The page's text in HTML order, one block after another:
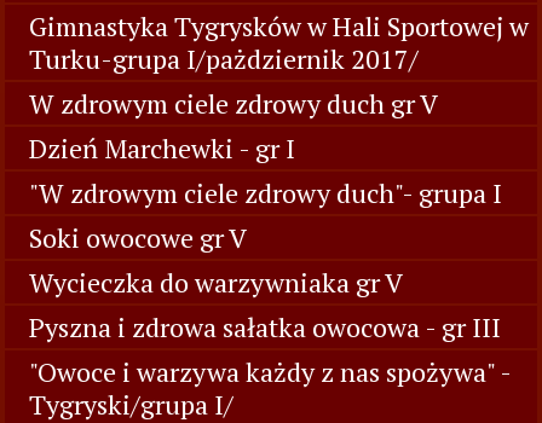
Gimnastyka Tygrysków w Hali Sportowej w
Turku-grupa I/pażdziernik 2017/
W zdrowym ciele zdrowy duch gr V
Dzień Marchewki - gr I
"W zdrowym ciele zdrowy duch"- grupa I
Soki owocowe gr V
Wycieczka do warzywniaka gr V
Pyszna i zdrowa sałatka owocowa - gr III
"Owoce i warzywa każdy z nas spożywa" -
Tygryski/grupa I/